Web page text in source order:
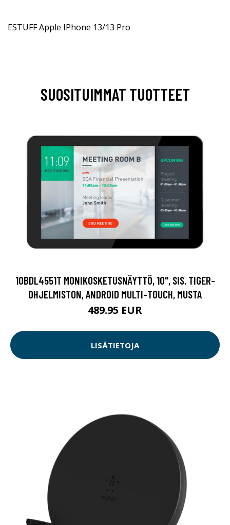
ESTUFF Apple IPhone 13/13 Pro
SUOSITUIMMAT TUOTTEET
10BDL4551T MONIKOSKETUSNÄYTTÖ, 10", SIS. TIGER-
OHJELMISTON, ANDROID MULTI-TOUCH, MUSTA
489.95 EUR
LISÄTIETOJA